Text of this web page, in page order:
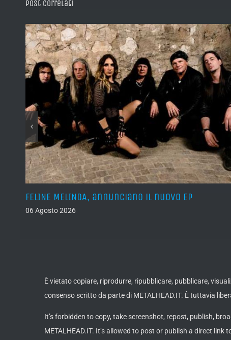
Post correlati
FELINE MELINDA, annunciano il nuovo EP
06 Agosto 2026
È vietato copiare, riprodurre, ripubblicare, pubblicare,
consenso scritto da parte di METALHEAD.IT. È tuttavia
It’s forbidden to copy, take screenshot, repost, publish,
METALHEAD.IT. It’s allowed to post or publish a direct